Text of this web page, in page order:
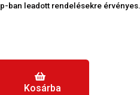
ban leadott rendelésekre érvényes.
Kosárba